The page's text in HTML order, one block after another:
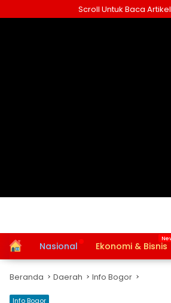
ke
Scroll Untuk Baca Artikel
HomeNasional Ekonomi & Bisnis
Beranda Daerah Info Bogor
Info Bogor